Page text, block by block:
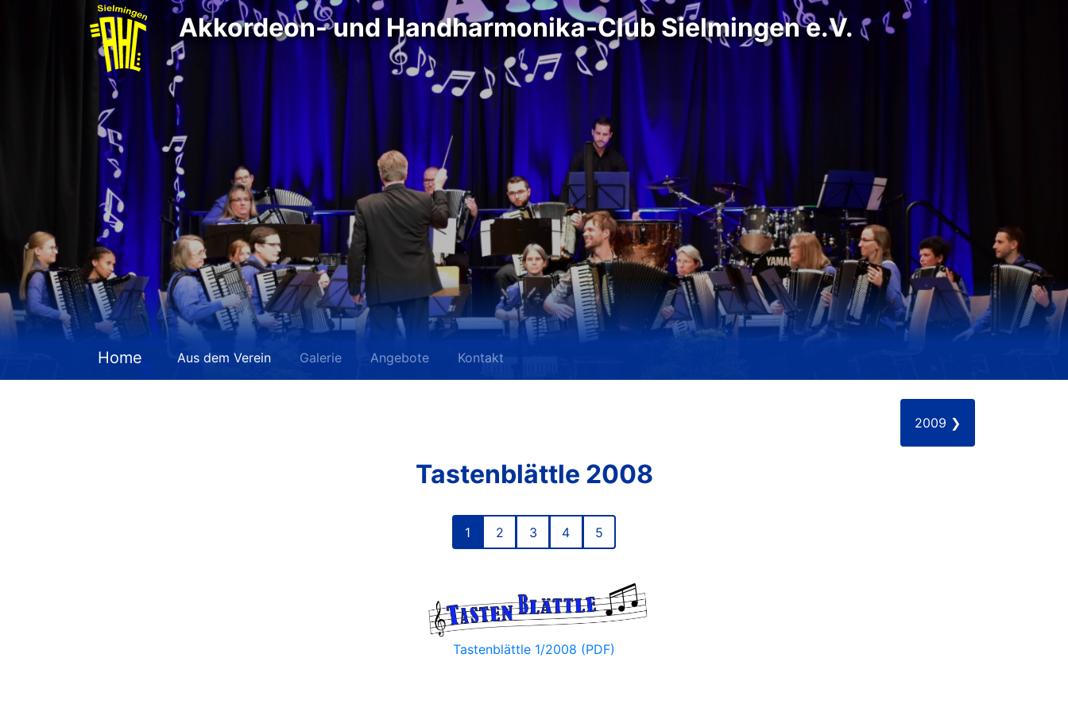
Akkordeon- und Handharmonika-Club Sielmingen e.V.
Home Aus dem Verein Galerie Angebote Kontakt
2009 ❯
Tastenblättle 2008
1 2 3 4 5
Tastenblättle 1/2008 (PDF)